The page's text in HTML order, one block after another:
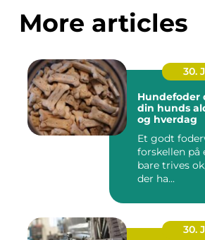
More articles
30.
Hundefoder
din hunds
og hverdag
Et godt
forskellen på
bare trives
der ha...
30.